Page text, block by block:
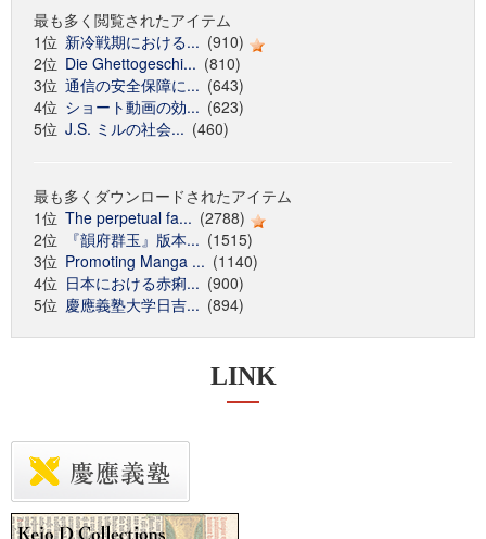
最も多く閲覧されたアイテム
1位 新冷戦期における... (910)
2位 Die Ghettogeschi... (810)
3位 通信の安全保障に... (643)
4位 ショート動画の効... (623)
5位 J.S. ミルの社会... (460)
最も多くダウンロードされたアイテム
1位 The perpetual fa... (2788)
2位
『韻府群玉』版本... (1515)
3位 Promoting Manga ... (1140)
4位 日本における赤痢... (900)
5位 慶應義塾大学日吉... (894)
LINK